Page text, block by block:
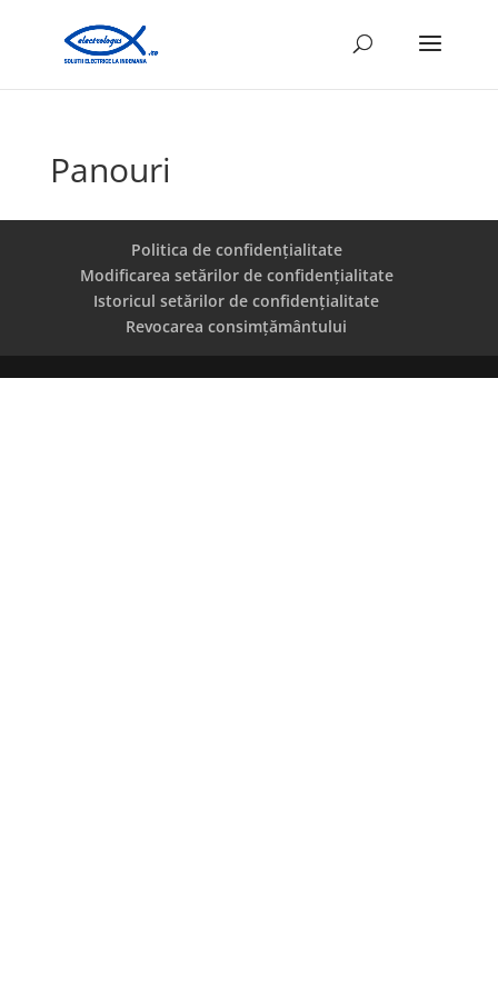
Panouri
Politica de confidențialitate
Modificarea setărilor de confidențialitate
Istoricul setărilor de confidențialitate
Revocarea consimțământului